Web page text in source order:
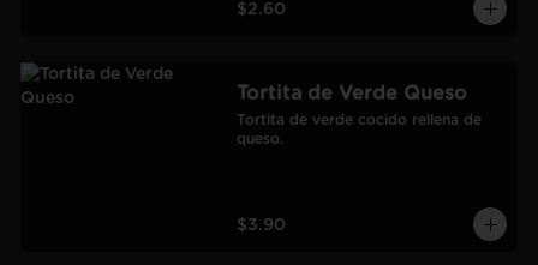
$2.60
Tortita de Verde Queso
Tortita de verde cocido rellena de
queso.
$3.90